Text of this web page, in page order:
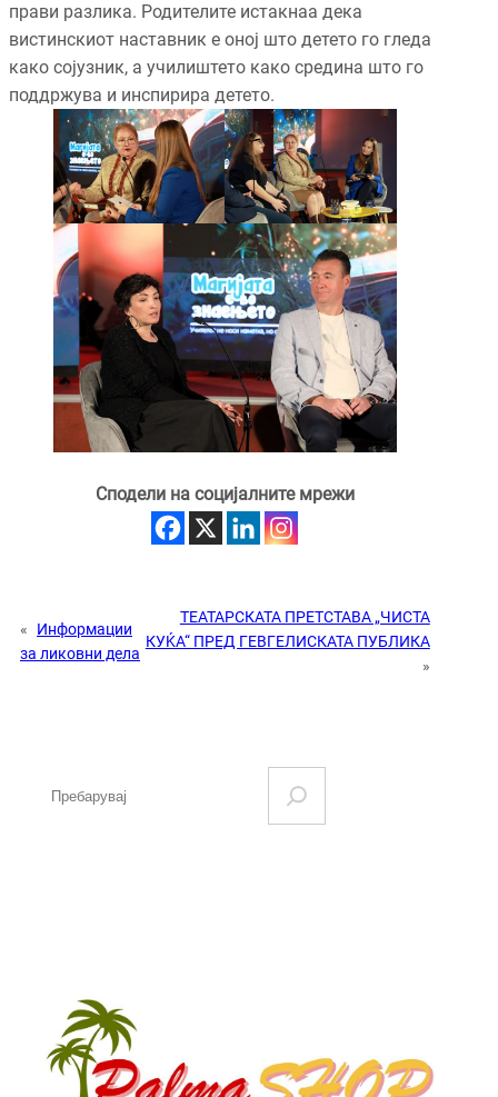
прави разлика. Родителите истакнаа дека
вистинскиот наставник е оној што детето го гледа
како сојузник, а училиштето како средина што го
поддржува и инспирира детето.
Сподели на социјалните мрежи
«
Информации
за ликовни дела
ТЕАТАРСКАТА ПРЕТСТАВА „ЧИСТА
КУЌА“ ПРЕД ГЕВГЕЛИСКАТА ПУБЛИКА
»